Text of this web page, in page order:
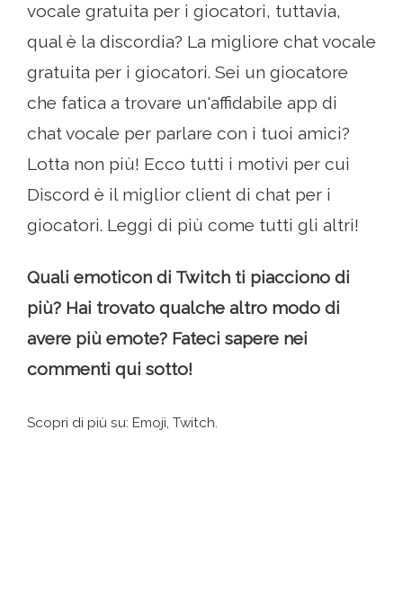
vocale gratuita per i giocatori, tuttavia,
qual è la discordia? La migliore chat vocale
gratuita per i giocatori. Sei un giocatore
che fatica a trovare un'affidabile app di
chat vocale per parlare con i tuoi amici?
Lotta non più! Ecco tutti i motivi per cui
Discord è il miglior client di chat per i
giocatori. Leggi di più come tutti gli altri!
Quali emoticon di Twitch ti piacciono di
più? Hai trovato qualche altro modo di
avere più emote? Fateci sapere nei
commenti qui sotto!
Scopri di più su: Emoji, Twitch.